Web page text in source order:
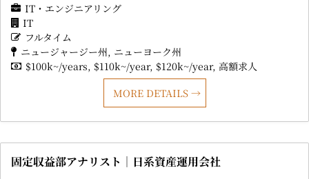
IT・エンジニアリング
IT
フルタイム
ニュージャージー州 ニューヨーク州
$100k~/years $110k~/year $120k~/year 高額求人
MORE DETAILS
固定収益部アナリスト｜日系資産運用会社